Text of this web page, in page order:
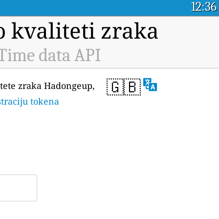
12:36
kvaliteti zraka
data API
🇬🇧
zraka Hadongeup,
tokena